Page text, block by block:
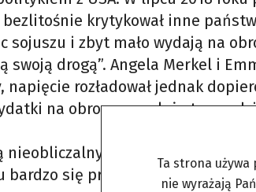
krytykował inne
sojuszu i zbyt mało wydają na
swoją drogą”. Angela Merkel i
napięcie rozładował jednak
na obronę, a należy to
nieobliczalny Trump znów
bardzo się przyda.
Ta strona używa
nie wyrażają